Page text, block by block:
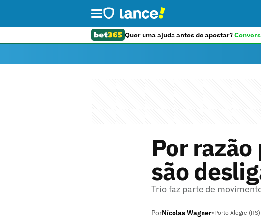
Quer uma ajuda antes de apostar?
Por
são
Trio faz parte de
PorNícolas Wagner•Porto Alegre (RS)